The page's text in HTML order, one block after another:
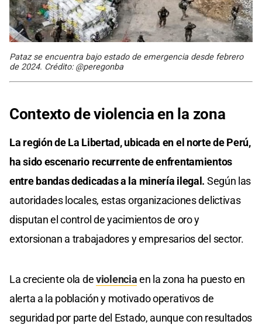
Pataz se encuentra bajo estado de emergencia desde febrero
de 2024. Crédito: @peregonba
Contexto de violencia en la zona
La región de La Libertad, ubicada en el norte de Perú,
ha sido escenario recurrente de enfrentamientos
entre bandas dedicadas a la minería ilegal. Según las
autoridades locales, estas organizaciones delictivas
disputan el control de yacimientos de oro y
extorsionan a trabajadores y empresarios del sector.
La creciente ola deviolenciaen la zona ha puesto en
alerta a la población y motivado operativos de
seguridad por parte del Estado, aunque con resultados